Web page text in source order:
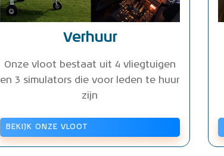
Verhuur
Onze vloot bestaat uit 4 vliegtuigen
en 3 simulators die voor leden te huur
zijn
BEKIJK ONZE VLOOT